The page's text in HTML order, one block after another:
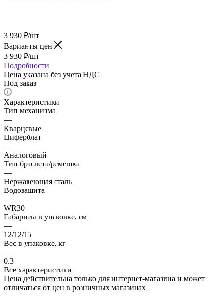
3 930 ₽/шт
Варианты цен
3 930 ₽/шт
Подробности
Цена указана без учета НДС
Под заказ
Характеристики
Тип механизма
—
Кварцевые
Циферблат
—
Аналоговый
Тип браслета/ремешка
—
Нержавеющая сталь
Водозащита
—
WR30
Габариты в упаковке, см
—
12/12/15
Вес в упаковке, кг
—
0.3
Все характеристики
Цена действительна только для интернет-магазина и может
отличаться от цен в розничных магазинах